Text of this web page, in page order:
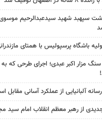
سپهبد شهید سیدعبدالرحیم
باشگاه پرسپولیس با همتای
سنگ مزار اکبر عبدی؛ اجرای طرحی که
آلبانیایی از عملکرد آسانی مقابل
از رهبر معظم انقلاب امام سید